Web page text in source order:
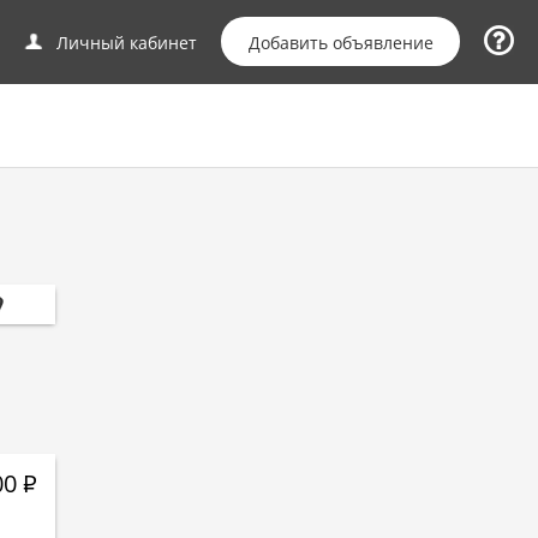
Личный кабинет Добавить объявление
Р